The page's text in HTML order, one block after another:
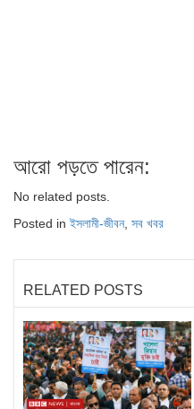
আরো পড়তে পারেন:
No related posts.
Posted inইসলামী-জীবন, সব খবর
RELATED POSTS